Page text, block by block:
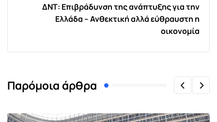
ΔΝΤ: Επιβράδυνση της ανάπτυξης για την
Ελλάδα – Ανθεκτική αλλά εύθραυστη η
οικονομία
Παρόμοια άρθρα